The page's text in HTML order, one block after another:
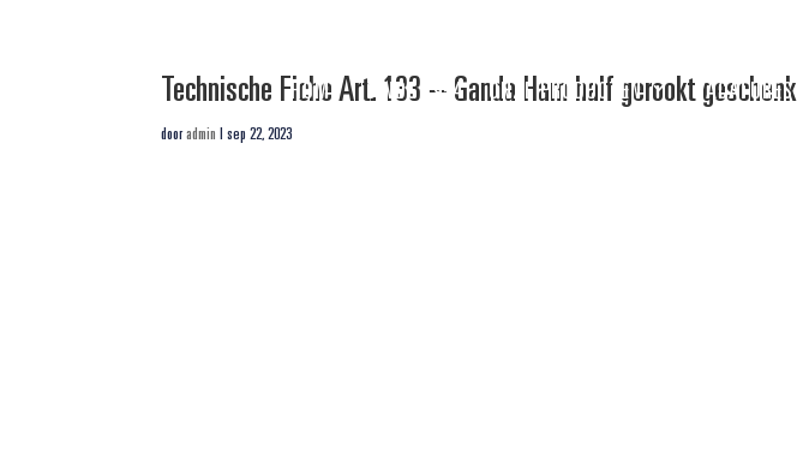
HOME SINDS 1954 ONZE PRODUCTEN VACATURES
Technische Fiche Art. 133 – Ganda Ham half gerookt geschenk
dooradmin |sep 22, 2023